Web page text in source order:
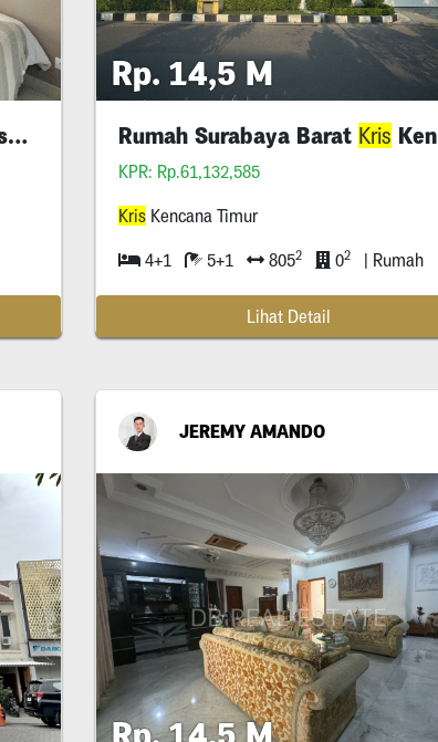
Vieloft Ciputra World Cws Pusat Kota
Rp. 14,5 M
Rumah Surabaya Barat Kris Kencana
KPR: Rp.61,132,585
Kris Kencana Timur
4+1 5+1 8052 02 | Rumah
Lihat Detail
JEREMY AMANDO